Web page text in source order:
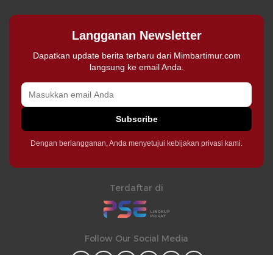
Langganan Newsletter
Dapatkan update berita terbaru dari Mimbartimur.com
langsung ke email Anda.
Subscribe
Dengan berlangganan, Anda menyetujui kebijakan privasi kami.
Terdaftar di
Follow Our Social Media